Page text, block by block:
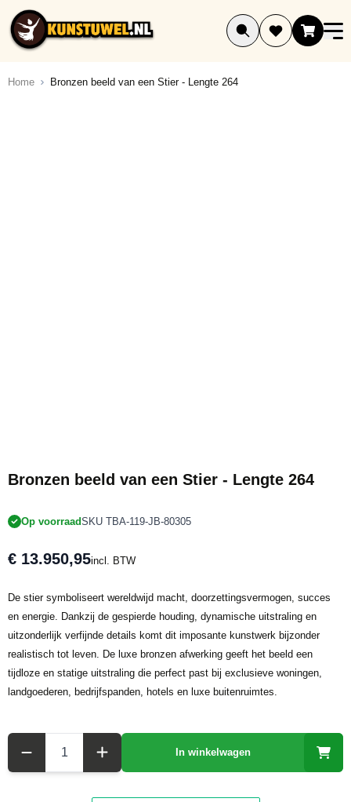
Ga naar de inhoud
Home Bronzen beeld van een Stier - Lengte 264
Bronzen beeld van een Stier - Lengte 264
Op voorraadSKU TBA-119-JB-80305
€ 13.950,95incl. BTW
De stier symboliseert wereldwijd macht, doorzettingsvermogen, succes
en energie. Dankzij de gespierde houding, dynamische uitstraling en
uitzonderlijk verfijnde details komt dit imposante kunstwerk bijzonder
realistisch tot leven. De luxe bronzen afwerking geeft het beeld een
tijdloze en statige uitstraling die perfect past bij exclusieve woningen,
landgoederen, bedrijfspanden, hotels en luxe buitenruimtes.
In winkelwagen